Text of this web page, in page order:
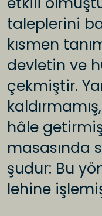
taleplerini
kısmen
devletin ve
çekmiştir.
hâle
masasında
şudur: Bu
lehine